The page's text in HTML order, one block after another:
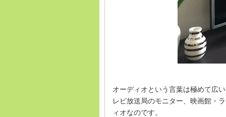
オーディオという言葉は極めて広
レビ放送局のモニター、映画館・
ィオなのです。